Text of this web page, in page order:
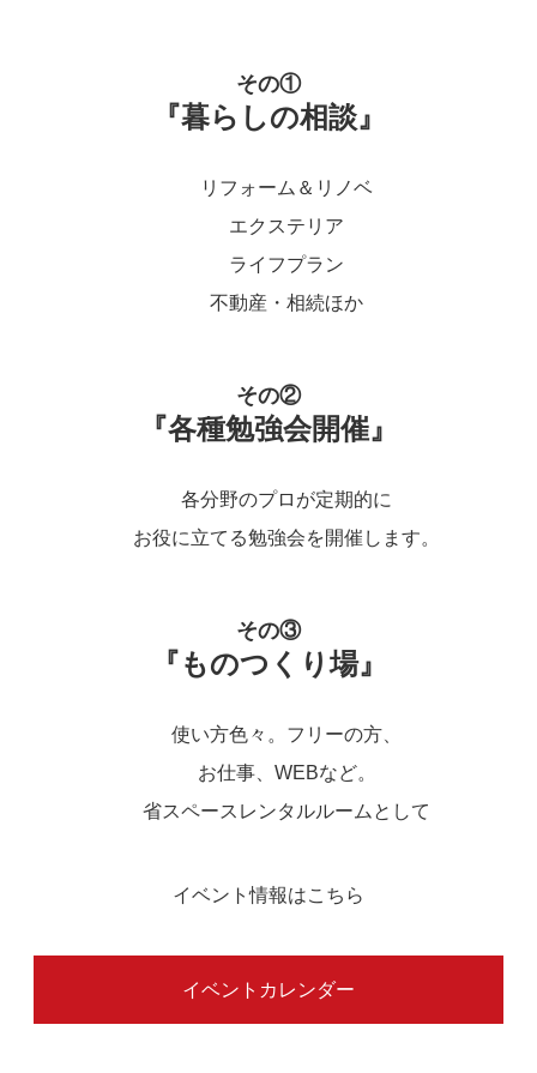
その①
『暮らしの相談』
リフォーム＆リノベ
エクステリア
ライフプラン
不動産・相続ほか
その②
『各種勉強会開催』
各分野のプロが定期的に
お役に立てる勉強会を開催します。
その③
『ものつくり場』
使い方色々。フリーの方、
お仕事、WEBなど。
省スペースレンタルルームとして
イベント情報はこちら
イベントカレンダー